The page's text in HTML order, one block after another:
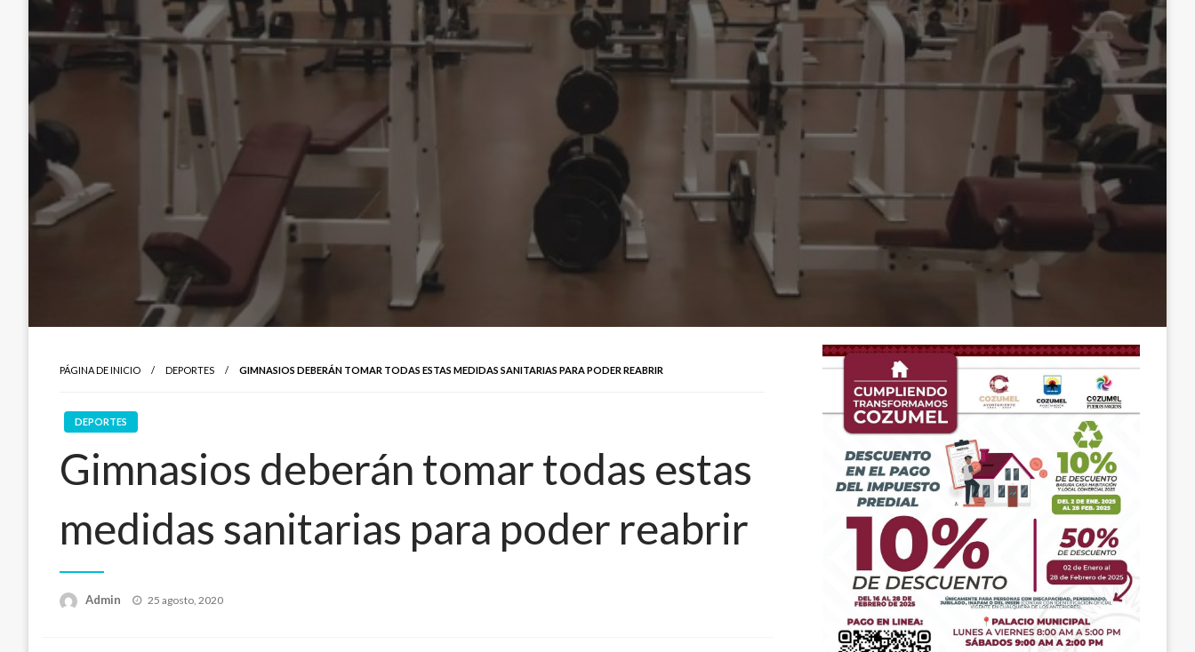
PÁGINA DE INICIO DEPORTES GIMNASIOS DEBERÁN TOMAR TODAS ESTAS MEDIDAS SANITARIAS PARA PODER REABRIR
DEPORTES
Gimnasios deberán tomar todas estas
medidas sanitarias para poder reabrir
Admin
Publicado
25 agosto, 2020